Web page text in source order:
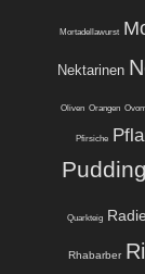
Mortadellawurst
Nektarinen
Oliven Orangen
Pfirsiche
Pudding
Quarkteig
Rhabarber